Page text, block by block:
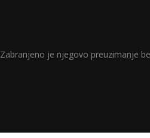
Zabranjeno je njegovo preuzimanje